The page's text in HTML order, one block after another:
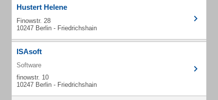
Hustert Helene
Finowstr. 28
10247 Berlin - Friedrichshain
ISAsoft
Software
finowstr. 10
10247 Berlin - Friedrichshain